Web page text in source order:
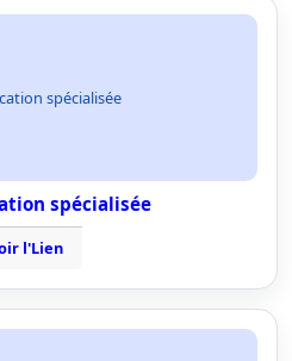
spécialisée
spécialisée
l'Lien